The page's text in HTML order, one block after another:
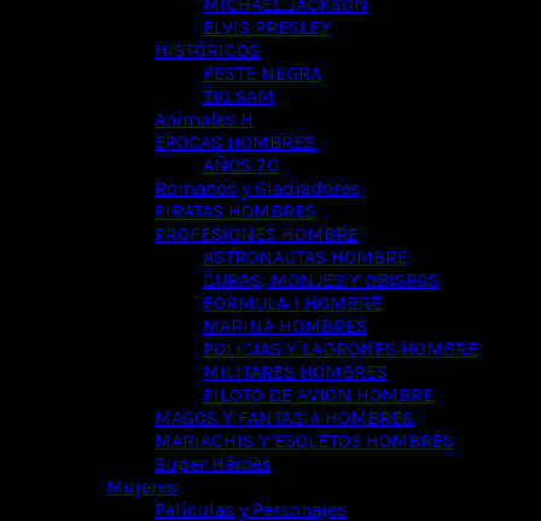
ELVIS PRESLEY
HISTÓRICOS
PESTE NEGRA
TIO SAM
Animales H
EPOCAS HOMBRES
AÑOS 70
Romanos y Gladiadores
PIRATAS HOMBRES
PROFESIONES HOMBRE
ASTRONAUTAS HOMBRE
CURAS, MONJES Y OBISPOS
FORMULA 1 HOMBRE
MARINA HOMBRES
POLICIAS Y LADRONES HOMBRE
MILITARES HOMBRES
PILOTO DE AVIÓN HOMBRE
MAGOS Y FANTASIA HOMBRES
MARIACHIS Y ESQLETOS HOMBRES
Super Héroes
Mujeres
Películas y Personajes